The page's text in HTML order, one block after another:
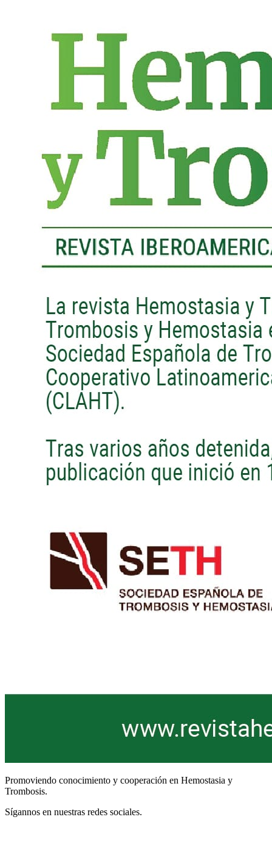
Promoviendo conocimiento y cooperación en Hemostasia y
Trombosis.
Sígannos en nuestras redes sociales.